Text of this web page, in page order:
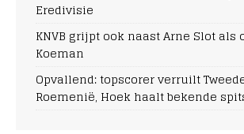
Eredivisie
KNVB grijpt ook naast Arne Slot als
Koeman
Opvallend: topscorer verruilt
Roemenië, Hoek haalt bekende